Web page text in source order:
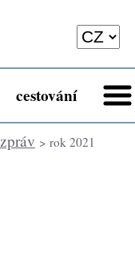
cestování
> rok 2021